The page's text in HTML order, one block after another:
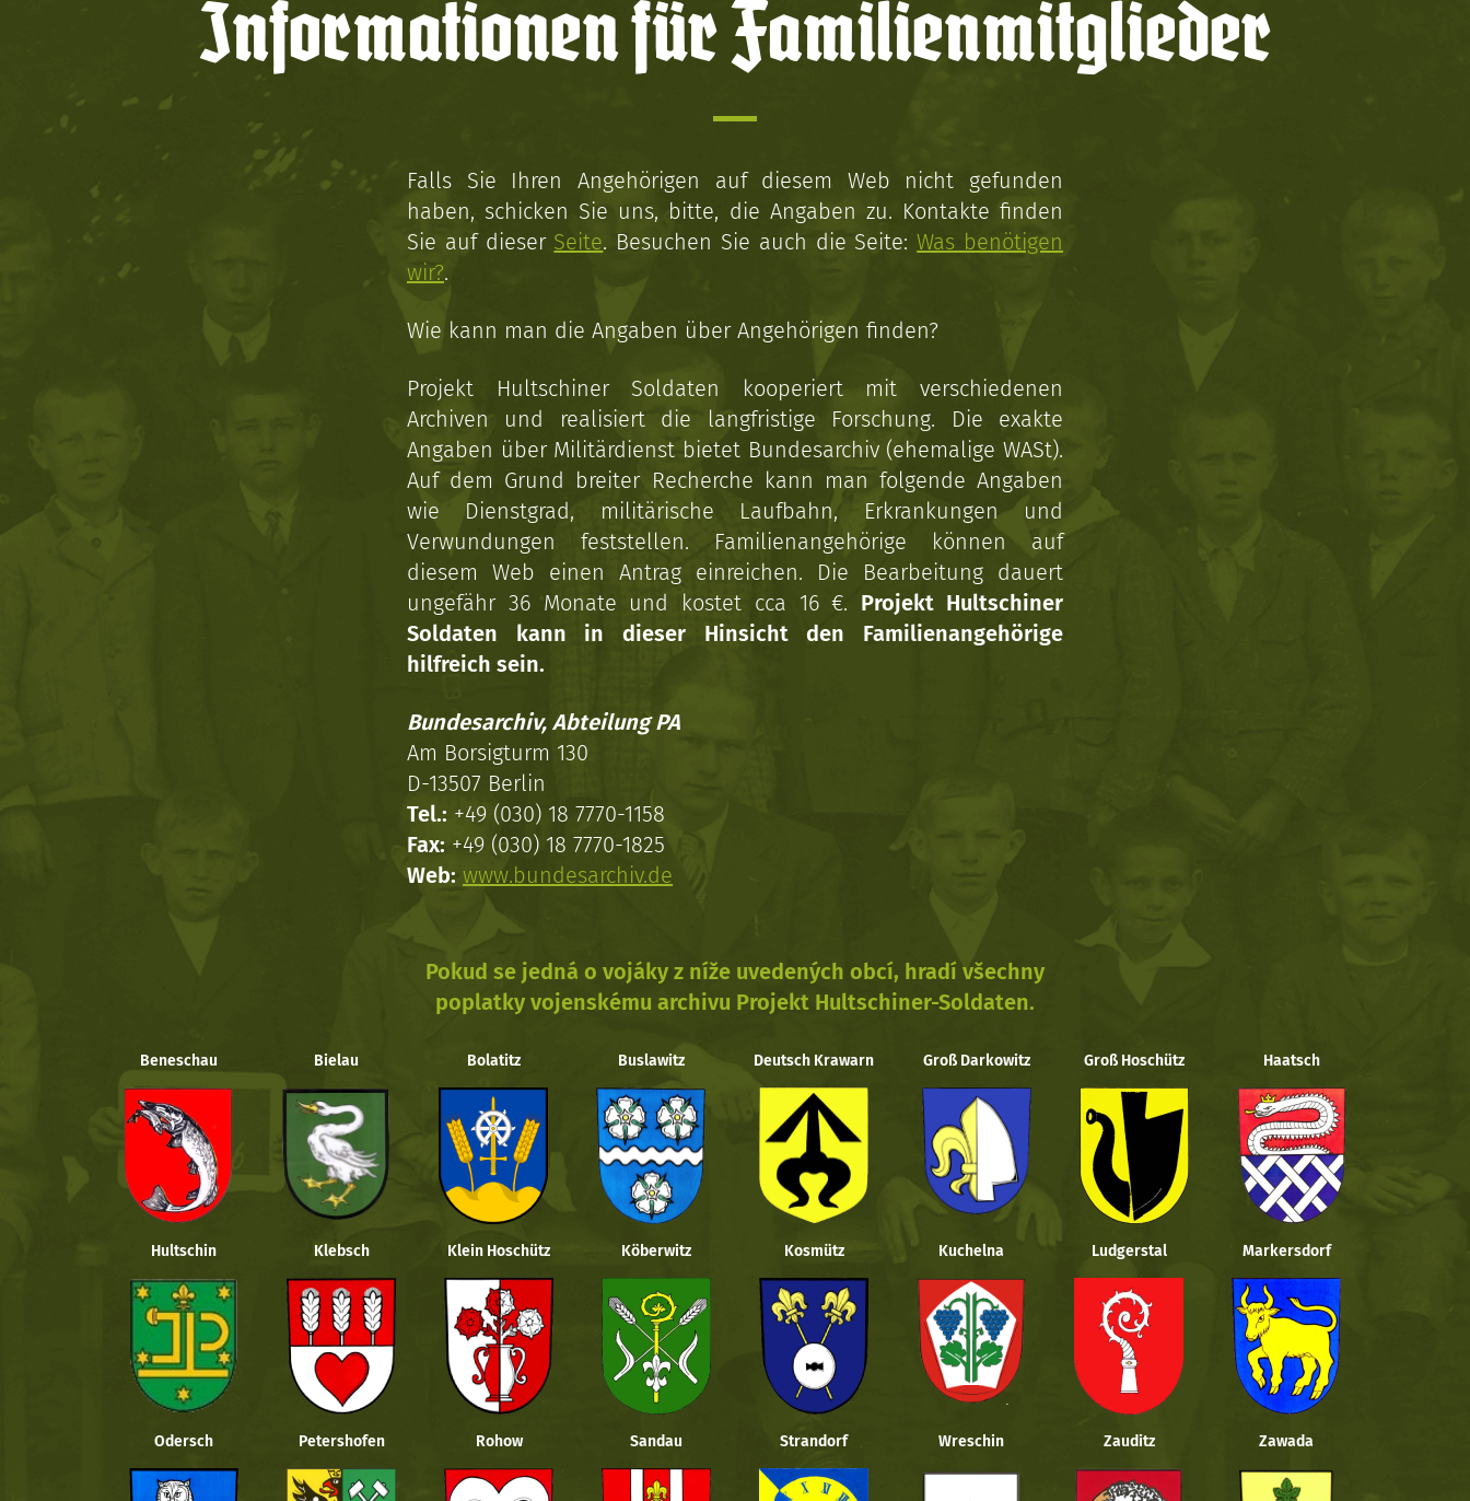
Informationen für Familienmitglieder
Falls Sie Ihren Angehörigen auf diesem Web nicht gefunden
haben, schicken Sie uns, bitte, die Angaben zu. Kontakte finden
Sie auf dieser Seite. Besuchen Sie auch die Seite:Was benötigen
wir?.
Wie kann man die Angaben über Angehörigen finden?
Projekt Hultschiner Soldaten kooperiert mit verschiedenen
Archiven und realisiert die langfristige Forschung. Die exakte
Angaben über Militärdienst bietet Bundesarchiv (ehemalige WASt).
Auf dem Grund breiter Recherche kann man folgende Angaben
wie Dienstgrad, militärische Laufbahn, Erkrankungen und
Verwundungen feststellen. Familienangehörige können auf
diesem Web einen Antrag einreichen. Die Bearbeitung dauert
ungefähr 36 Monate und kostet cca 16 €. Projekt Hultschiner
Soldaten kann in dieser Hinsicht den Familienangehörige
hilfreich sein.
Bundesarchiv, Abteilung PA
Am Borsigturm 130
D-13507 Berlin
Tel.: +49 (030) 18 7770-1158
Fax: +49 (030) 18 7770-1825
Web: www.bundesarchiv.de
Pokud se jedná o vojáky z níže uvedených obcí, hradí všechny
poplatky vojenskému archivu Projekt Hultschiner-Soldaten.
Beneschau Bielau Bolatitz Buslawitz Deutsch Krawarn Groß Darkowitz Groß Hoschütz Haatsch
Hultschin Klebsch Klein Hoschütz Köberwitz Kosmütz Kuchelna Ludgerstal Markersdorf
Odersch Petershofen Rohow Sandau Strandorf Wreschin Zauditz Zawada